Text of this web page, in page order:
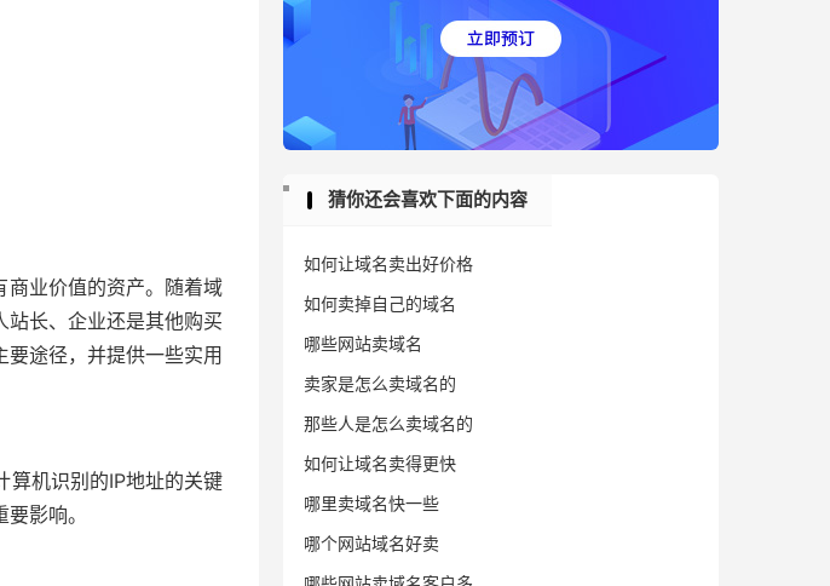
商业价值的资产。随着域
站长、企业还是其他购买
途径，并提供一些实用
算机识别的IP地址的关键
影响。
猜你还会喜欢下面的内容
如何让域名卖出好价格
如何卖掉自己的域名
哪些网站卖域名
卖家是怎么卖域名的
那些人是怎么卖域名的
如何让域名卖得更快
哪里卖域名快一些
哪个网站域名好卖